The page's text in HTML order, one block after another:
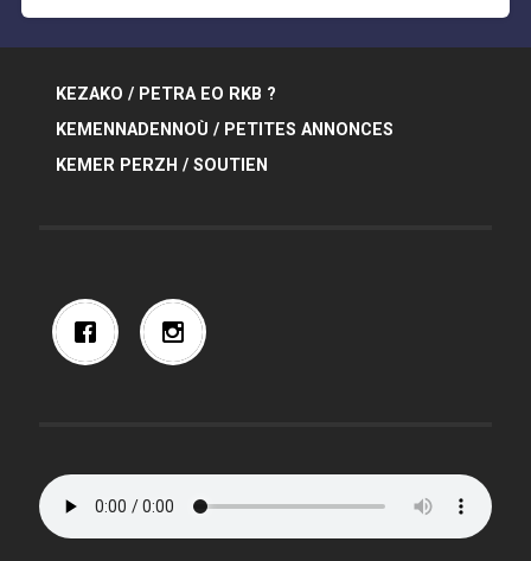
KEZAKO / PETRA EO RKB ?
KEMENNADENNOÙ / PETITES ANNONCES
KEMER PERZH / SOUTIEN